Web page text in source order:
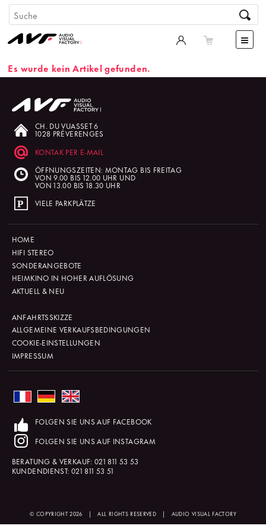
Es wurde kein Artikel gefunden.
CH. DU VUASSET 6
1028 PRÉVERENGES
KONTAK PER E-MAIL
ÖFFNUNGSZEITEN: MONTAG BIS FREITAG
VON 9.00 BIS 12.00 UHR UND
VON 13.00 BIS 18.30 UHR
VIELE PARKPLÄTZE
HOME
HIFI STEREO
SONDERANGEBOTE
HEIMKINO IN HOHER AUFLÖSUNG
AKTUELL & NEU
ANFAHRTSSKIZZE
ALLGEMEINE VERKAUFSBEDINGUNGEN
COOKIE-EINSTELLUNGEN
IMPRESSUM
FOLGEN SIE UNS AUF FACEBOOK
FOLGEN SIE UNS AUF INSTAGRAM
BERATUNG & VERKAUF: 021 811 53 53
KUNDENDIENST: 021 811 53 51
© COPYRIGHT 2026 | ALL RIGHTS RESERVED | AUDIO VISUAL FACTORY